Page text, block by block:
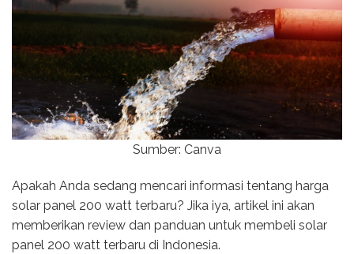
Sumber: Canva
Apakah Anda sedang mencari informasi tentang harga
solar panel 200 watt terbaru? Jika iya, artikel ini akan
memberikan review dan panduan untuk membeli solar
panel 200 watt terbaru di Indonesia.